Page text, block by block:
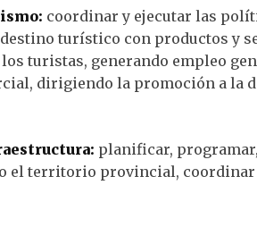
coordinar y ejecutar las
turístico con productos y
los turistas, generando empleo
dirigiendo la promoción a la
planificar,
el territorio provincial,